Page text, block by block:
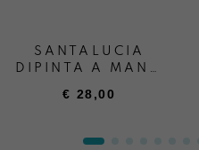
SANTALUCIA
DIPINTA A MANO
€ 28,00